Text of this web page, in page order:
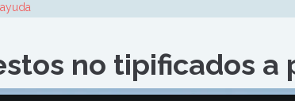
no tipificados a